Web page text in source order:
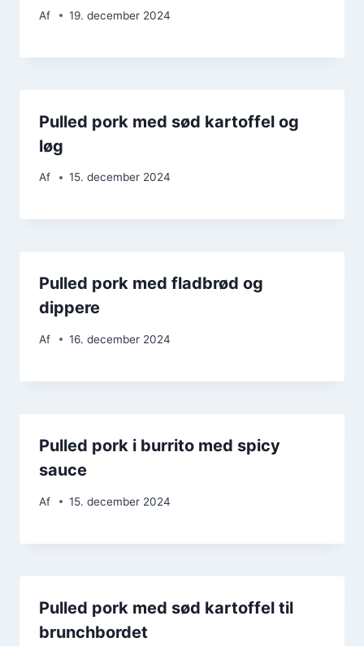
Af 19. december 2024
Pulled pork med sød kartoffel og
løg
Af 15. december 2024
Pulled pork med fladbrød og
dippere
Af 16. december 2024
Pulled pork i burrito med spicy
sauce
Af 15. december 2024
Pulled pork med sød kartoffel til
brunchbordet